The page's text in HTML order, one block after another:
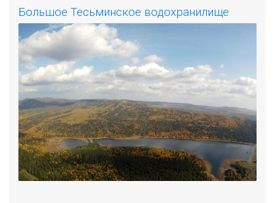
Большое Тесьминское водохранилище